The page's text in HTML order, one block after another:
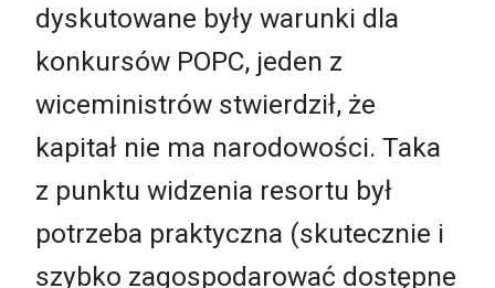
dyskutowane były warunki dla
konkursów POPC, jeden z
wiceministrów stwierdził, że
kapitał nie ma narodowości. Taka
z punktu widzenia resortu był
potrzeba praktyczna (skutecznie i
szybko zagospodarować dostępne